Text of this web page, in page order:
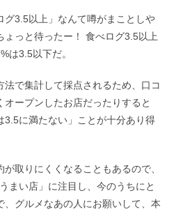
グ3.5以上」なんて噂がまことしや
っと待ったー！ 食べログ3.5以上
は3.5以下だ。
で集計して採点されるため、口コ
オープンしたお店だったりすると
3.5に満たない」ことが十分あり得
取りにくくなることもあるので、
まい店」に注目し、今のうちにと
グルメなあの人にお願いして、本